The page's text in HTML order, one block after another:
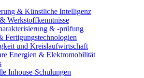
& Künstliche Intelligenz
Werkstoffkenntnisse
& -prüfung
Fertigungstechnologien
und Kreislaufwirtschaft
Energien & Elektromobilität
Inhouse-Schulungen